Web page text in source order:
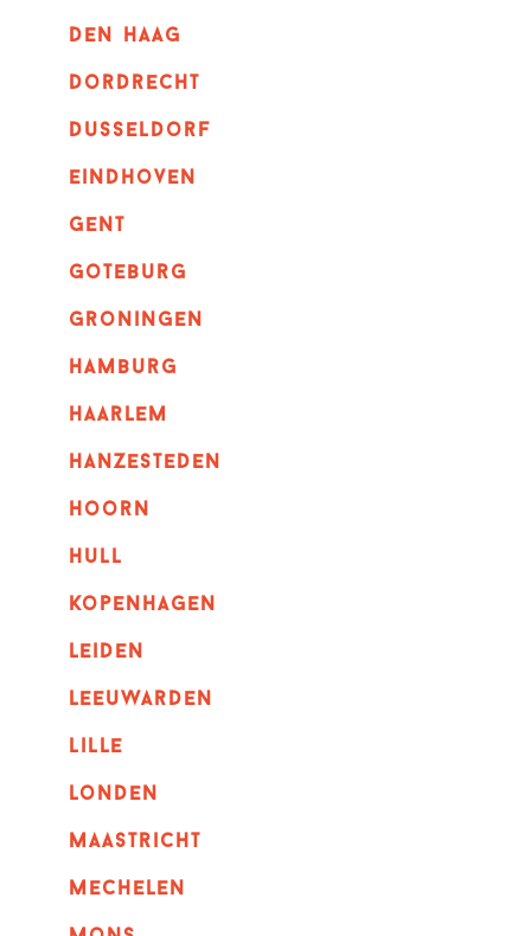
Den haag
dordrecht
dusseldorf
eindhoven
GENT
goteburg
groningen
hamburg
haarlem
hanzesteden
hoorn
hull
kopenhagen
leiden
leeuwarden
lille
londen
maastricht
mechelen